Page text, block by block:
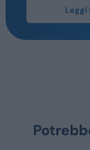
Leggi